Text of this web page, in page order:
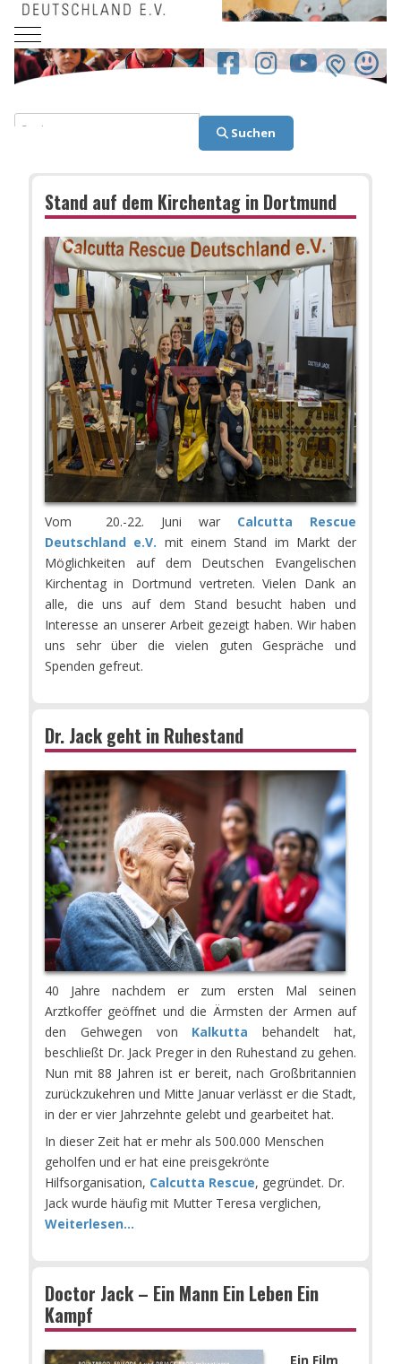
Mobile Menu Toggle
Suchen
Suchen
Stand auf dem Kirchentag in Dortmund
Vom 20.-22. Juni war Calcutta Rescue
Deutschland e.V. mit einem Stand im Markt der
Möglichkeiten auf dem Deutschen Evangelischen
Kirchentag in Dortmund vertreten.Vielen Dank an
alle, die uns auf dem Stand besucht haben und
Interesse an unserer Arbeit gezeigt haben. Wir haben
uns sehr über die vielen guten Gespräche und
Spenden gefreut.
Dr. Jack geht in Ruhestand
40 Jahre nachdem er zum ersten Mal seinen
Arztkoffer geöffnet und die Ärmsten der Armen auf
den Gehwegen von Kalkutta behandelt hat,
beschließt Dr. Jack Preger in den Ruhestand zu gehen.
Nun mit 88 Jahren ist er bereit, nach Großbritannien
zurückzukehren und Mitte Januar verlässt er die Stadt,
in der er vier Jahrzehnte gelebt und gearbeitet hat.
In dieser Zeit hat er mehr als 500.000 Menschen
geholfen und er hat eine preisgekrönte
Hilfsorganisation, Calcutta Rescue, gegründet. Dr.
Jack wurde häufig mit Mutter Teresa verglichen,
Weiterlesen...
Doctor Jack – Ein Mann Ein Leben Ein
Kampf
Ein Film